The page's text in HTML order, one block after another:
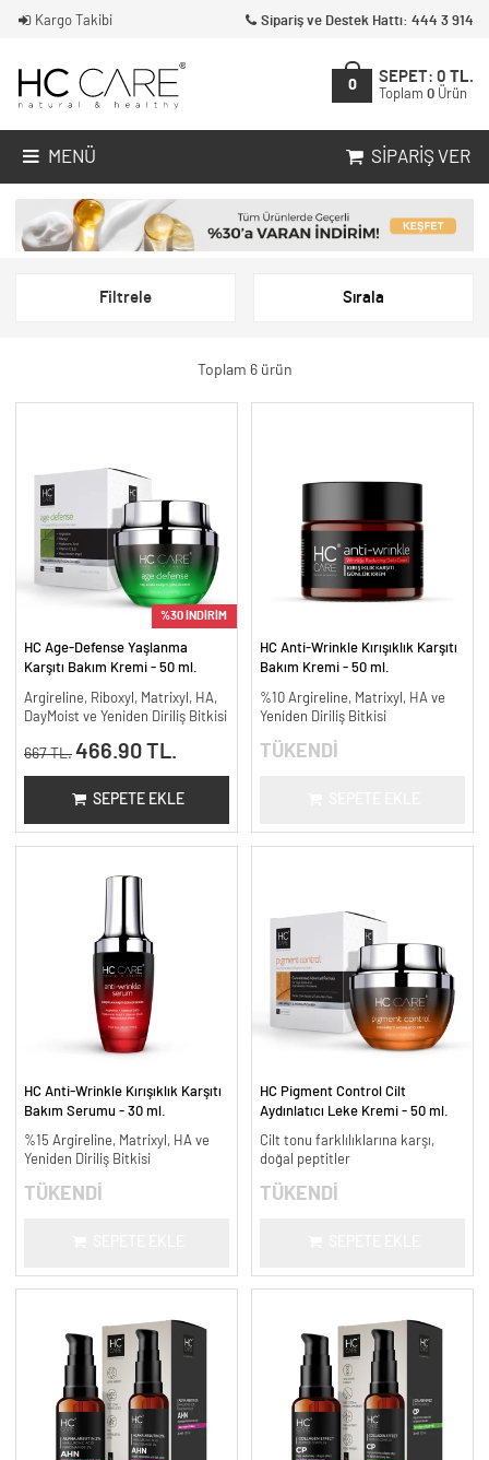
Kargo Takibi Sipariş ve Destek Hattı: 444 3 914
0
SEPET: 0 TL.
Toplam 0 Ürün
MENÜ SIPARIŞ VER
Filtrele Sırala
Toplam 6 ürün
%30 İNDİRİM
HC Age-Defense Yaşlanma
Karşıtı Bakım Kremi - 50 ml.
Argireline, Riboxyl, Matrixyl, HA,
DayMoist ve Yeniden Diriliş Bitkisi
667 TL. 466.90 TL.
SEPETE EKLE
HC Anti-Wrinkle Kırışıklık Karşıtı
Bakım Kremi - 50 ml.
%10 Argireline, Matrixyl, HA ve
Yeniden Diriliş Bitkisi
TÜKENDİ
HC Anti-Wrinkle Kırışıklık Karşıtı
Bakım Serumu - 30 ml.
%15 Argireline, Matrixyl, HA ve
Yeniden Diriliş Bitkisi
TÜKENDİ
HC Pigment Control Cilt
Aydınlatıcı Leke Kremi - 50 ml.
Cilt tonu farklılıklarına karşı,
doğal peptitler
TÜKENDİ